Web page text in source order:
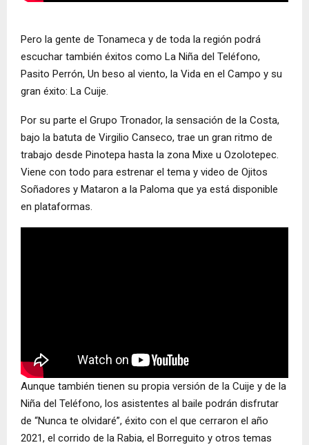
Pero la gente de Tonameca y de toda la región podrá
escuchar también éxitos como La Niña del Teléfono,
Pasito Perrón, Un beso al viento, la Vida en el Campo y su
gran éxito: La Cuije.
Por su parte el Grupo Tronador, la sensación de la Costa,
bajo la batuta de Virgilio Canseco, trae un gran ritmo de
trabajo desde Pinotepa hasta la zona Mixe u Ozolotepec.
Viene con todo para estrenar el tema y video de Ojitos
Soñadores y Mataron a la Paloma que ya está disponible
en plataformas.
Aunque también tienen su propia versión de la Cuije y de la
Niña del Teléfono, los asistentes al baile podrán disfrutar
de “Nunca te olvidaré”, éxito con el que cerraron el año
2021, el corrido de la Rabia, el Borreguito y otros temas